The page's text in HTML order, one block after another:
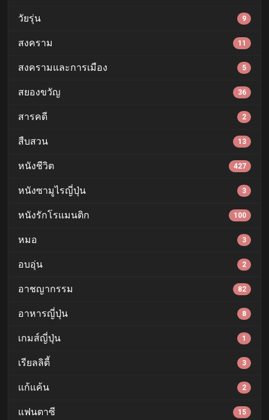
วัยรุ่น 9
สงคราม 11
สงครามและการเมือง 5
สยองขวัญ 36
สารคดี 2
สืบสวน 13
หนังชีวิต 427
หนังซามูไรญี่ปุ่น 3
หนังรักโรแมนติก 100
หมอ 3
อบอุ่น 2
อาชญากรรม 82
อาหารญี่ปุ่น 8
เกมส์ญี่ปุ่น 1
เรียลลิตี้ 3
แก้แค้น 2
แฟนตาซี 15